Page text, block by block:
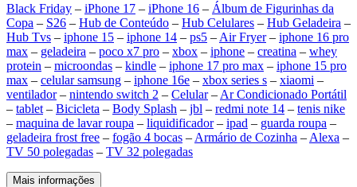
Black Friday – iPhone 17 – iPhone 16 – Álbum de Figurinhas da
Copa – S26 – Hub de Conteúdo – Hub Celulares – Hub Geladeira –
Hub Tvs – iphone 15 – iphone 14 – ps5 – Air Fryer– iphone 16 pro
max – geladeira – poco x7 pro – xbox – iphone – creatina – whey
protein – microondas – kindle – iphone 17 pro max – iphone 15 pro
max – celular samsung – iphone 16e – xbox series s – xiaomi –
ventilador– nintendo switch 2 – Celular– Ar Condicionado Portátil
– tablet – Bicicleta – Body Splash – jbl – redmi note 14 – tenis nike
– maquina de lavar roupa – liquidificador– ipad – guarda roupa –
geladeira frost free – fogão 4 bocas – Armário de Cozinha – Alexa –
TV 50 polegadas – TV 32 polegadas
Mais informações